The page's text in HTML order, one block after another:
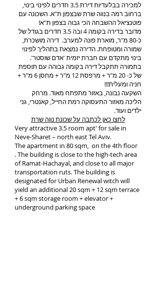
למכירה בבלעדיות דירת 3.5 חדרים לפינוי בינוי,
ברחוב רמה בנווה שרת שבצפון ת"א. השכונה עם
פוטנציאל ההשבחה הכי גבוה בצפון ת"א!
מדובר בדירה בקומה 4 ובה 3.5 חדרים בגודל של
כ-80 מ"ר, מוארת פונה למערב. דירה מושכרת,
שמורה ומטופחת. הדירה נמצאת בתהליך לפינוי
בינוי מתקדם עם חברת יזמית 'אדם שוסטר'.
בתמורה תתקבל דירה בקומה גבוהה עם תוספת
של כ- 20 מ"ר + מרפסת 12 מ"ר + מחסן 6 מ"ר +
חניה ומעלית!!!
השקעה נבונה, באזור מתפתח מאוד. מרחק
הליכה מאזור התעסוקה רמת החייל, קאנטרי, גני
ילדים ועוד.
לחצו כאן לכתבה על שכונת נווה שרת
Very attractive 3.5 room apt' for sale in
Neve-Sharet – north east Tel Aviv.
The apartment in 80 sqm, on the 4th floor
. The building is close to the high-tech area
of Ramat-Hachayal, and close to all major
transportation ruts. The building is
designated for Urban Renewal witch will
yield an additional 20 sqm + 12 sqm terrace
+ 6 sqm storage room + elevator +
underground parking space